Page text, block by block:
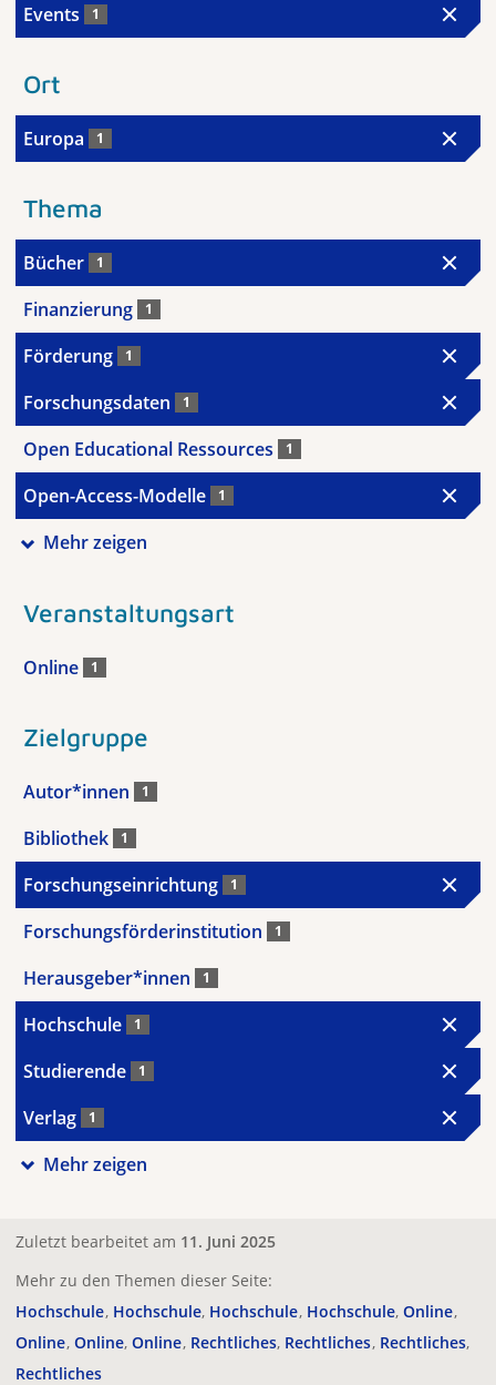
Events 1
Ort
Europa 1
Thema
Bücher 1
Finanzierung 1
Förderung 1
Forschungsdaten 1
Open Educational Ressources 1
Open-Access-Modelle 1
Mehr zeigen
Veranstaltungsart
Online 1
Zielgruppe
Autor*innen 1
Bibliothek 1
Forschungseinrichtung 1
Forschungsförderinstitution 1
Herausgeber*innen 1
Hochschule 1
Studierende 1
Verlag 1
Mehr zeigen
Zuletzt bearbeitet am 11. Juni 2025
Mehr zu den Themen dieser Seite:
Hochschule Hochschule Hochschule Hochschule Online
Online Online Online Rechtliches Rechtliches Rechtliches
Rechtliches